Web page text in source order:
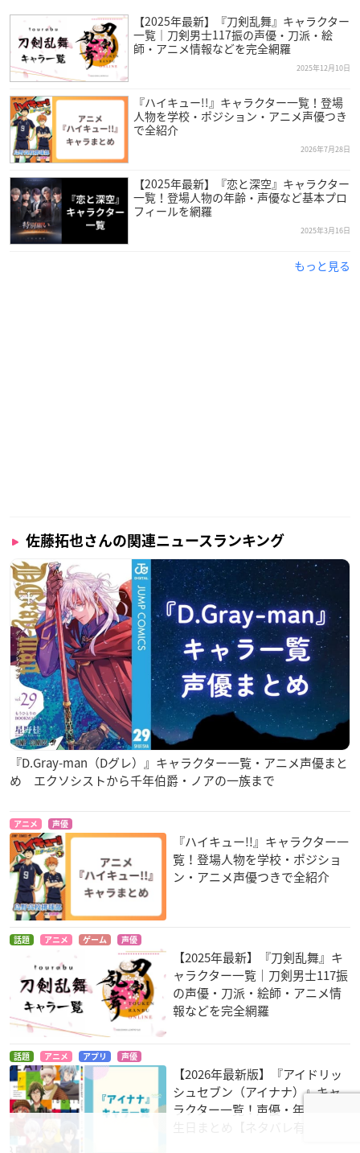
【2025年最新】『刀剣乱舞』キャラクター
一覧｜刀剣男士117振の声優・刀派・絵
師・アニメ情報などを完全網羅
2025年12月10日
『ハイキュー!!』キャラクター一覧！登場
人物を学校・ポジション・アニメ声優つき
で全紹介
2026年7月28日
【2025年最新】『恋と深空』キャラクター
一覧！登場人物の年齢・声優など基本プロ
フィールを網羅
2025年3月16日
もっと見る
佐藤拓也さんの関連ニュースランキング
『D.Gray-man（Dグレ）』キャラクター一覧・アニメ声優まと
め エクソシストから千年伯爵・ノアの一族まで
アニメ 声優
『ハイキュー!!』キャラクター一
覧！登場人物を学校・ポジショ
ン・アニメ声優つきで全紹介
話題 アニメ ゲーム 声優
【2025年最新】『刀剣乱舞』キ
ャラクター一覧｜刀剣男士117振
の声優・刀派・絵師・アニメ情
報などを完全網羅
話題 アニメ アプリ 声優
【2026年最新版】『アイドリッ
シュセブン（アイナナ）』キャ
ラクター一覧！声優・年齢・誕